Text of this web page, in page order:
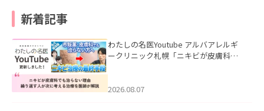
新着記事
わたしの名医Youtube アルバアレルギ
ークリニック札幌「ニキビが皮膚科で
ました。
2026.08.07